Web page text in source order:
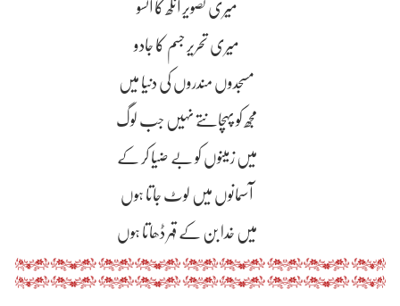
میری تصویر آنکھ کا آنسو
میری تحریر جسم کا جادو
مسجدوں مندروں کی دنیا میں
مجھ کو پہچانتے نہیں جب لوگ
میں زمینوں کو بے ضیا کر کے
آسمانوں میں لوٹ جاتا ہوں
میں خدا بن کے قہر ڈھاتا ہوں